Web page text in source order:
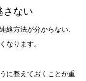
さない
絡方法が分からない、
なります。
に整えておくことが重